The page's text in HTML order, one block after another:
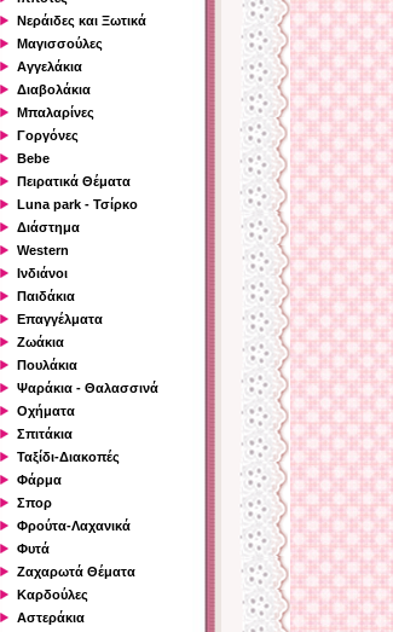
Νεράιδες και Ξωτικά
Μαγισσούλες
Αγγελάκια
Διαβολάκια
Μπαλαρίνες
Γοργόνες
Bebe
Πειρατικά Θέματα
Luna park - Τσίρκο
Διάστημα
Western
Ινδιάνοι
Παιδάκια
Επαγγέλματα
Ζωάκια
Πουλάκια
Ψαράκια - Θαλασσινά
Οχήματα
Σπιτάκια
Ταξίδι-Διακοπές
Φάρμα
Σπορ
Φρούτα-Λαχανικά
Φυτά
Ζαχαρωτά Θέματα
Καρδούλες
Αστεράκια